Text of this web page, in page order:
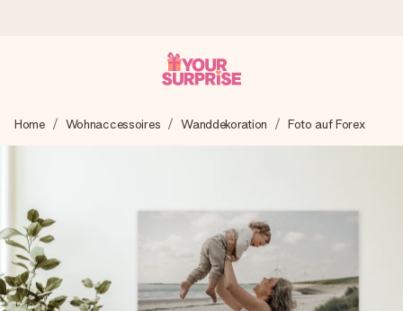
Wir bereiten dein Geschenk sorgfältig vor und schicken es
blitzschnell – damit du es genau zum richtigen Zeitpunkt
4,8 (basierend auf +15.000 Bewertungen)
Unsere Geschenke begeistern. Kunden bewerten uns mit
4,8 bei Google Reviews (Gesamtergebnis aller Länder, in
die wir versenden).
Home Wohnaccessoires Wanddekoration Foto auf Forex